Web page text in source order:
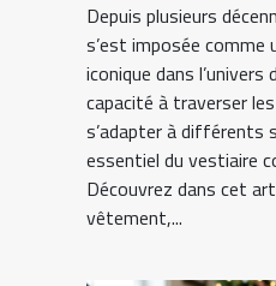
Depuis plusieurs
s’est imposée comme
iconique dans l’univers
capacité à traverser
s’adapter à différents
essentiel du vestiaire
Découvrez dans cet
vêtement,...